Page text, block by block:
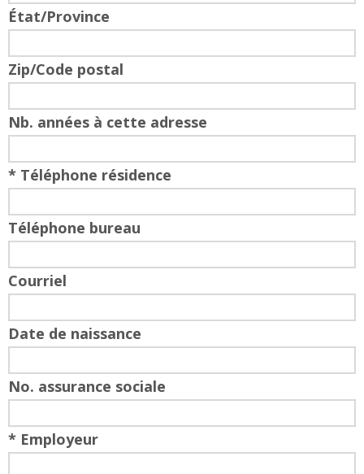
État/Province
Zip/Code postal
Nb. années à cette adresse
* Téléphone résidence
Téléphone bureau
Courriel
Date de naissance
No. assurance sociale
* Employeur